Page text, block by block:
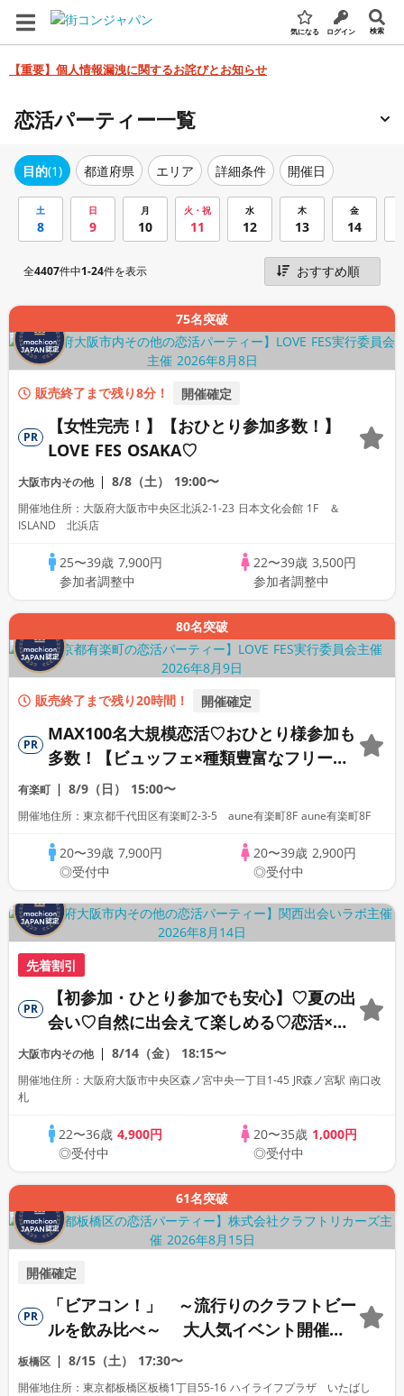
気になる ログイン 検索
【重要】個人情報漏洩に関するお詫びとお知らせ
恋活パーティー一覧
目的(1) 都道府県 エリア 詳細条件 開催日
土
8
日
9
月
10
火・祝
11
水
12
木
13
金
14
全4407件中1-24件を表示
75名突破
販売終了まで残り8分！ 開催確定
PR
【女性完売！】【おひとり参加多数！】
LOVE FES OSAKA♡
大阪市内その他 8/8（土） 19:00〜
開催地住所：大阪府大阪市中央区北浜2-1-23 日本文化会館 1F ＆
ISLAND 北浜店
25〜39歳 7,900円
参加者調整中
22〜39歳 3,500円
参加者調整中
80名突破
販売終了まで残り20時間！ 開催確定
PR
MAX100名大規模恋活♡おひとり様参加も
多数！【ビュッフェ×種類豊富なフリード
リンク♪】【大人の広々ダイニングバー貸
切】～LOVE FES TOKYO～
有楽町 8/9（日） 15:00〜
開催地住所：東京都千代田区有楽町2-3-5 aune有楽町8F aune有楽町8F
20〜39歳 7,900円
◎受付中
20〜39歳 2,900円
◎受付中
先着割引
PR
【初参加・ひとり参加でも安心】♡夏の出
会い♡自然に出会えて楽しめる♡恋活×ピ
クニック（みんなで楽しめるゲーム＆景品
付き）
大阪市内その他 8/14（金） 18:15〜
開催地住所：大阪府大阪市中央区森ノ宮中央一丁目1-45 JR森ノ宮駅 南口改
札
22〜36歳4,900円
◎受付中
20〜35歳 1,000円
◎受付中
61名突破
開催確定
PR
「ビアコン！」 ～流行りのクラフトビー
ルを飲み比べ～ 大人気イベント開催！
【駅近】
板橋区 8/15（土） 17:30〜
開催地住所：東京都板橋区板橋1丁目55-16 ハイライフプラザ いたばし